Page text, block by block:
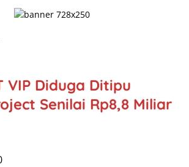
VIP Diduga Ditipu
Senilai Rp8,8 Miliar